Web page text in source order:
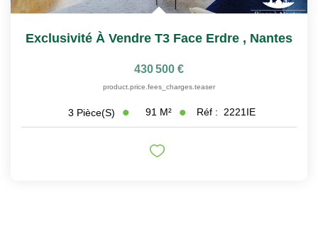
Exclusivité À Vendre T3 Face Erdre , Nantes
430 500 €
product.price.fees_charges.teaser
3 Pièce(s) 91 M² Réf : 2221IE